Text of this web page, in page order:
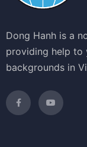
Dong Hanh is a
providing help to
backgrounds in